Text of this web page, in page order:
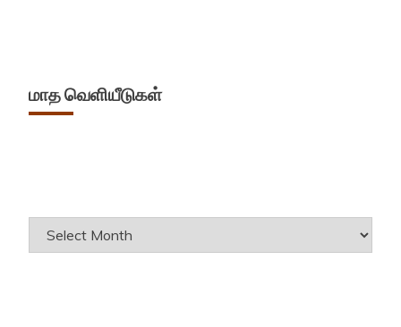
மாத வெளியீடுகள்
Archives